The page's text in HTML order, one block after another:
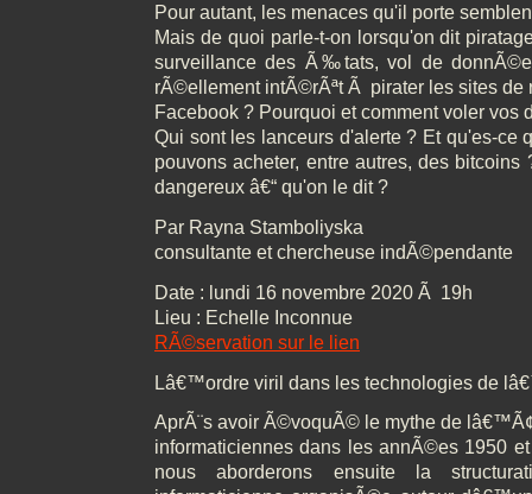
Pour autant, les menaces qu'il porte
Mais de quoi parle-t-on lorsqu'on dit
surveillance des Ã‰tats, vol de
rÃ©ellement intÃ©rÃªt Ã pirater les sites de
Facebook ? Pourquoi et comment voler vos
Qui sont les lanceurs d'alerte ? Et qu'es-ce
pouvons acheter, entre autres, des bitcoins
dangereux â€“ qu'on le dit ?
Par Rayna Stamboliyska
consultante et chercheuse indÃ©pendante
Date : lundi 16 novembre 2020 Ã 19h
Lieu : Echelle Inconnue
RÃ©servation sur le lien
Lâ€™ordre viril dans les technologies de
AprÃ¨s avoir Ã©voquÃ© le mythe de
informaticiennes dans les annÃ©es 1950
nous aborderons ensuite la